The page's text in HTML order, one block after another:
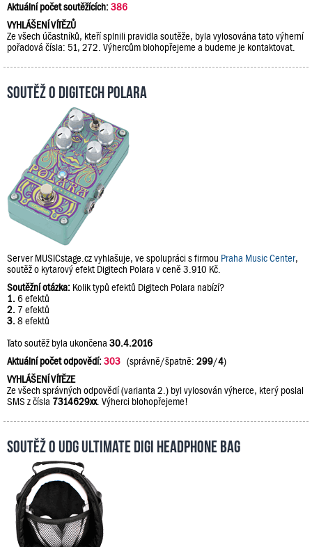
Aktuální počet soutěžících:386
VYHLÁŠENÍ VÍTĚZŮ
Ze všech účastníků, kteří splnili pravidla soutěže, byla vylosována tato výherní
pořadová čísla: 51, 272. Výhercům blohopřejeme a budeme je kontaktovat.
Soutěž o Digitech Polara
Server MUSICstage.cz vyhlašuje, ve spolupráci s firmou Praha Music Center,
soutěž o kytarový efekt Digitech Polara v ceně 3.910 Kč.
Soutěžní otázka: Kolik typů efektů Digitech Polara nabízí?
1. 6 efektů
2. 7 efektů
3. 8 efektů
Tato soutěž byla ukončena 30.4.2016
Aktuální počet odpovědí:303 (správně/špatně: 299/4)
VYHLÁŠENÍ VÍTĚZE
Ze všech správných odpovědí (varianta 2.) byl vylosován výherce, který poslal
SMS z čísla 7314629xx. Výherci blohopřejeme!
Soutěž o UDG Ultimate DIGI Headphone Bag